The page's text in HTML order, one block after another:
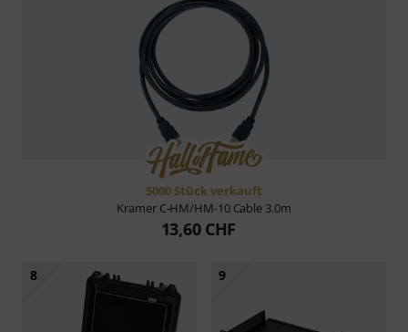
5000 Stück verkauft
Kramer C-HM/HM-10 Cable 3.0m
13,60 CHF
8 9